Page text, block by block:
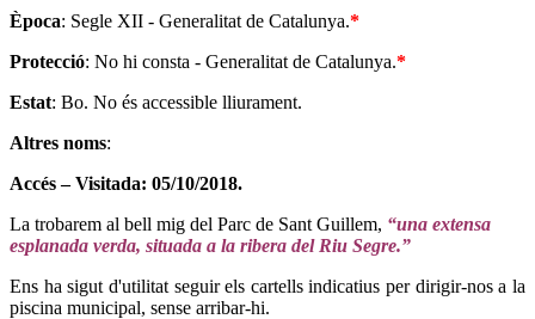
Època: Segle XII - Generalitat de Catalunya.*
Protecció: No hi consta - Generalitat de Catalunya.*
Estat: Bo. No és accessible lliurament.
Altres noms:
Accés – Visitada: 05/10/2018.
La trobarem al bell mig del Parc de Sant Guillem, “una extensa
esplanada verda, situada a la ribera del Riu Segre.”
Ens ha sigut d'utilitat seguir els cartells indicatius per dirigir-nos a la
piscina municipal, sense arribar-hi.